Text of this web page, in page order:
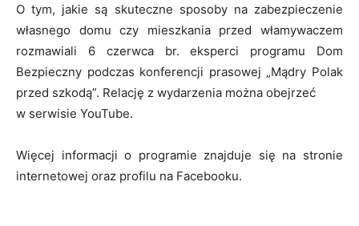
O tym, jakie są skuteczne sposoby na zabezpieczenie
własnego domu czy mieszkania przed włamywaczem
rozmawiali 6 czerwca br. eksperci programu Dom
Bezpieczny podczas konferencji prasowej „Mądry Polak
przed szkodą”. Relację z wydarzenia można obejrzeć
w serwisie YouTube.
Więcej informacji o programie znajduje się na stronie
internetowej oraz profilu na Facebooku.